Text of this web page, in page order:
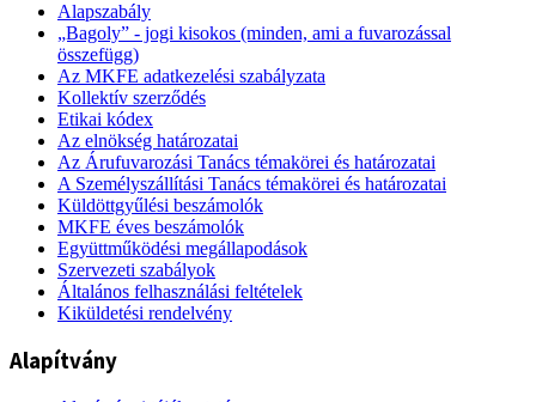
Alapszabály
„Bagoly” - jogi kisokos (minden, ami a fuvarozással
összefügg)
Az MKFE adatkezelési szabályzata
Kollektív szerződés
Etikai kódex
Az elnökség határozatai
Az Árufuvarozási Tanács témakörei és határozatai
A Személyszállítási Tanács témakörei és határozatai
Küldöttgyűlési beszámolók
MKFE éves beszámolók
Együttműködési megállapodások
Szervezeti szabályok
Általános felhasználási feltételek
Kiküldetési rendelvény
Alapítvány